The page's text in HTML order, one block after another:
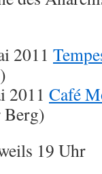
2011
2011 Café
Berg)
19 Uhr